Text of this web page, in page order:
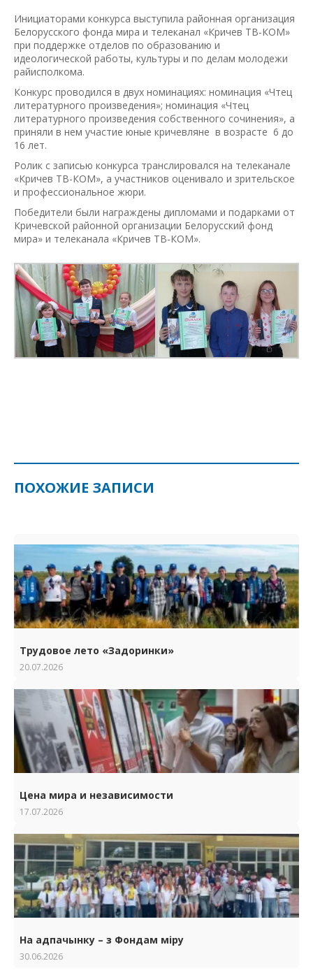
Инициаторами конкурса выступила районная организация
Белорусского фонда мира и телеканал «Кричев ТВ-КОМ»
при поддержке отделов по образованию и
идеологической работы, культуры и по делам молодежи
райисполкома.
Конкурс проводился в двух номинациях: номинация «Чтец
литературного произведения»; номинация «Чтец
литературного произведения собственного сочинения», а
приняли в нем участие юные кричевляне в возрасте 6 до
16 лет.
Ролик с записью конкурса транслировался на телеканале
«Кричев ТВ-КОМ», а участников оценивало и зрительское
и профессиональное жюри.
Победители были награждены дипломами и подарками от
Кричевской районной организации Белорусский фонд
мира» и телеканала «Кричев ТВ-КОМ».
ПОХОЖИЕ ЗАПИСИ
Трудовое лето «Задоринки»
20.07.2026
Цена мира и независимости
17.07.2026
На адпачынку – з Фондам міру
30.06.2026